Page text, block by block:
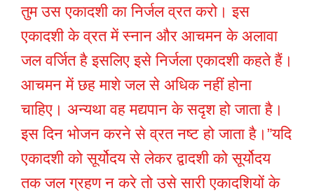
तुम उस एकादशी का निर्जल व्रत करो। इस
एकादशी के व्रत में स्नान और आचमन के अलावा
जल वर्जित है इसलिए इसे निर्जला एकादशी कहते हैं।
आचमन में छह माशे जल से अधिक नहीं होना
चाहिए। अन्यथा वह मद्यपान के सदृश हो जाता है।
इस दिन भोजन करने से व्रत नष्ट हो जाता है।”यदि
एकादशी को सूर्योदय से लेकर द्वादशी को सूर्योदय
तक जल ग्रहण न करे तो उसे सारी एकादशियों के